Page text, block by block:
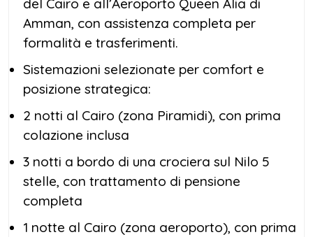
Amman, con assistenza completa per
formalità e trasferimenti.
Sistemazioni selezionate per comfort e
posizione strategica:
2 notti al Cairo (zona Piramidi), con prima
colazione inclusa
3 notti a bordo di una crociera sul Nilo 5
stelle, con trattamento di pensione
completa
1 notte al Cairo (zona aeroporto), con prima